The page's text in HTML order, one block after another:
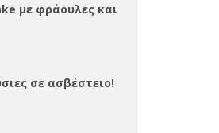
με φράουλες και
σε ασβέστειο!